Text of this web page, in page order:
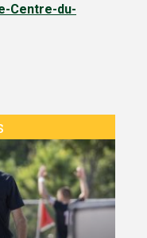
Centre-du-